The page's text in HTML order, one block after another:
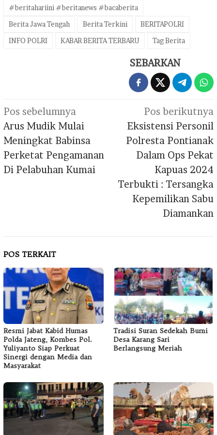
#beritahariini #beritanews #bacaberita
Berita Jawa Tengah
Berita Terkini
BERITAPOLRI
INFO POLRI
KABAR BERITA TERBARU Tag Berita
SEBARKAN
Navigasi
pos
Pos sebelumnya
Arus Mudik Mulai
Meningkat Babinsa
Perketat Pengamanan
Di Pelabuhan Kumai
Pos berikutnya
Eksistensi Personil
Polresta Pontianak
Dalam Ops Pekat
Kapuas 2024
Terbukti : Tersangka
Kepemilikan Sabu
Diamankan
POS TERKAIT
Resmi Jabat Kabid Humas
Polda Jateng, Kombes Pol.
Yuliyanto Siap Perkuat
Sinergi dengan Media dan
Masyarakat
Tradisi Suran Sedekah Bumi
Desa Karang Sari
Berlangsung Meriah